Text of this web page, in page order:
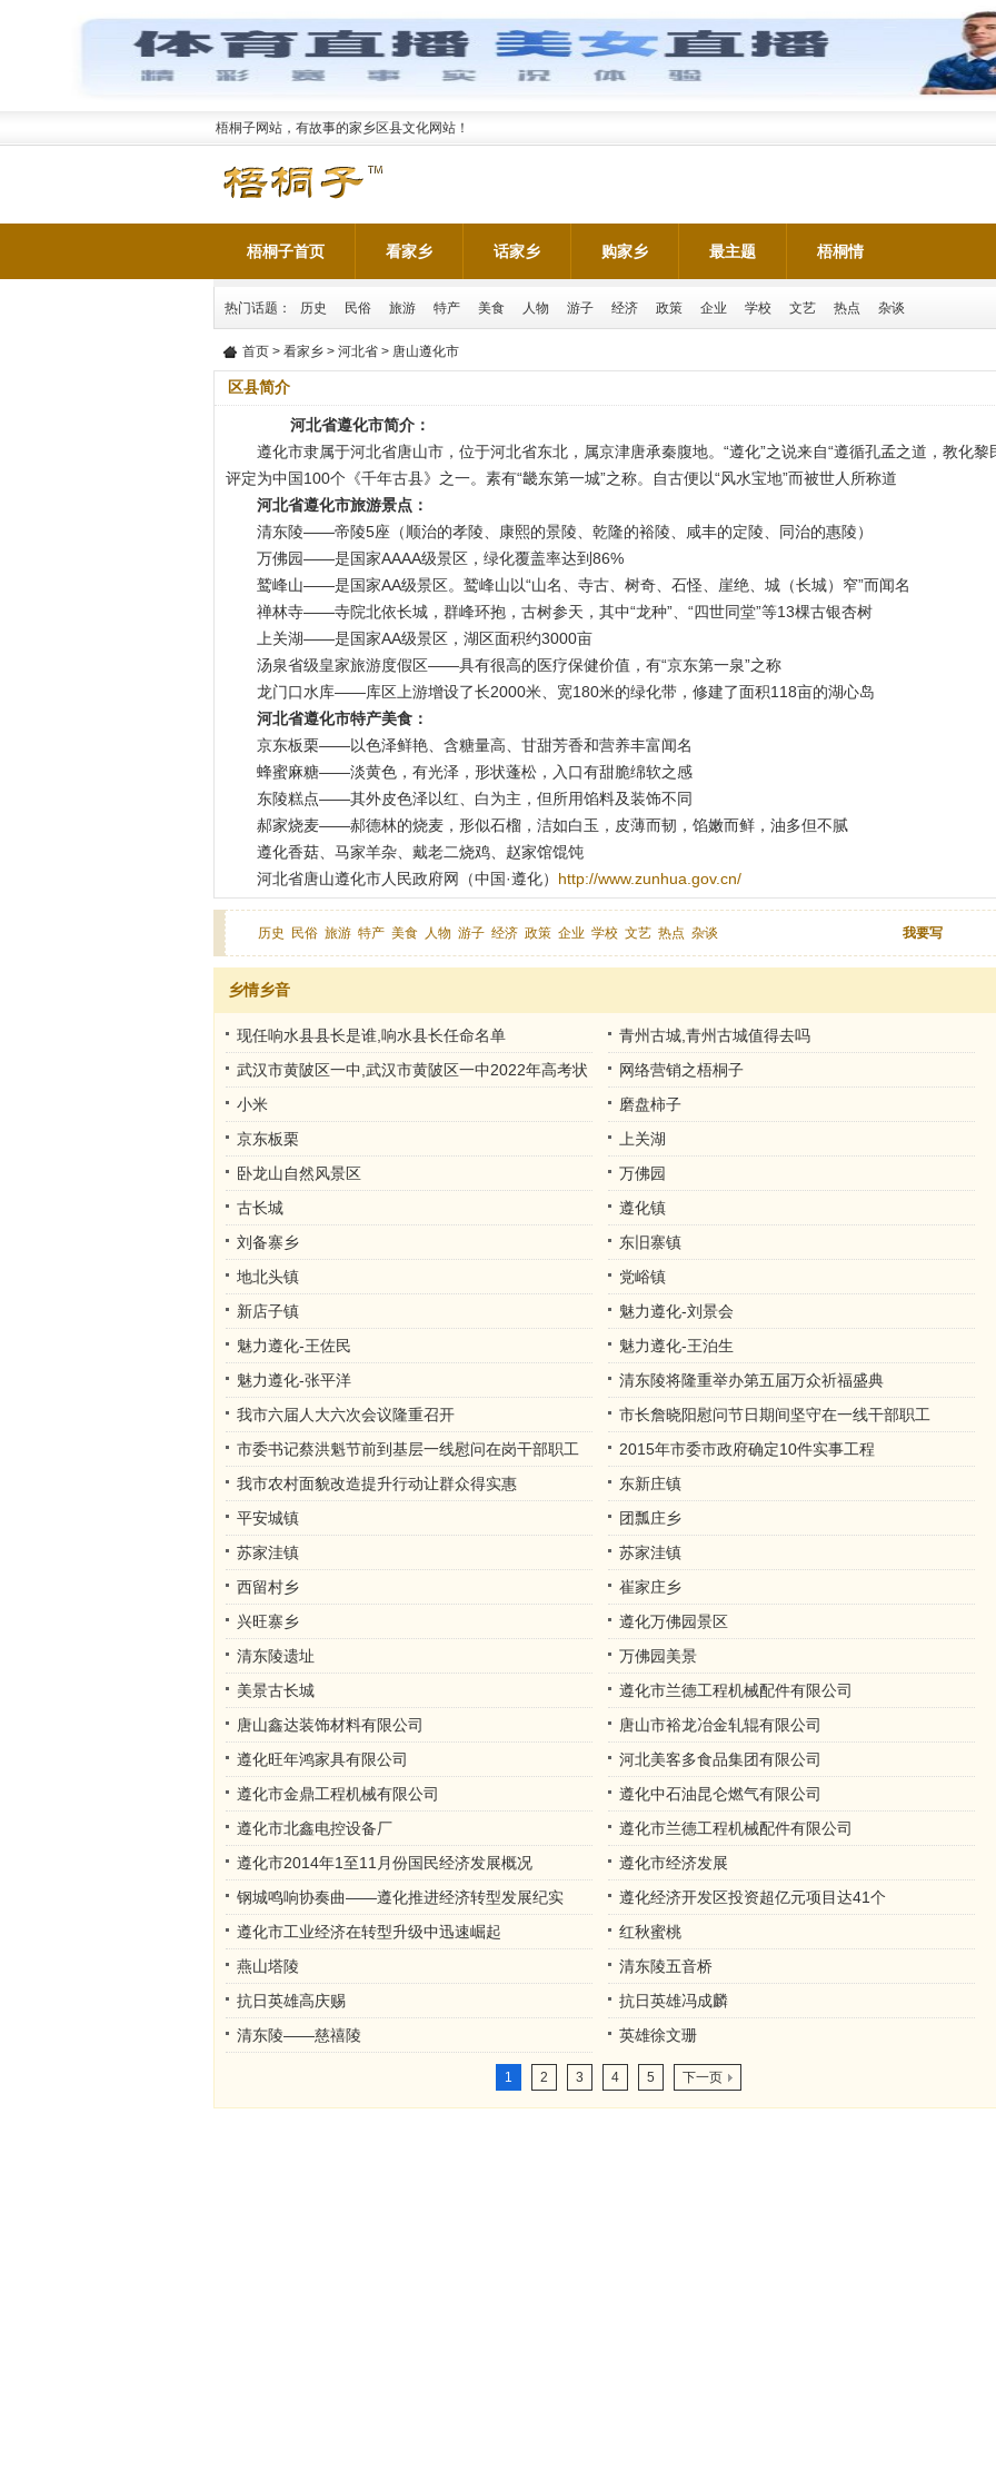
梧桐子网站，有故事的家乡区县文化网站！
梧桐子首页 看家乡 话家乡 购家乡 最主题 梧桐情
热门话题： 历史 民俗 旅游 特产 美食 人物 游子 经济 政策 企业 学校 文艺 热点 杂谈
首页 > 看家乡 > 河北省 > 唐山遵化市
区县简介
河北省遵化市简介：
遵化市隶属于河北省唐山市，位于河北省东北，属京津唐承秦腹地。“遵化”之说来自“遵循孔孟之道，教化
评定为中国100个《千年古县》之一。素有“畿东第一城”之称。自古便以“风水宝地”而被世人所称道
河北省遵化市旅游景点：
清东陵——帝陵5座（顺治的孝陵、康熙的景陵、乾隆的裕陵、咸丰的定陵、同治的惠陵）
万佛园——是国家AAAA级景区，绿化覆盖率达到86%
鹫峰山——是国家AA级景区。鹫峰山以“山名、寺古、树奇、石怪、崖绝、城（长城）窄”而闻名
禅林寺——寺院北依长城，群峰环抱，古树参天，其中“龙种”、“四世同堂”等13棵古银杏树
上关湖——是国家AA级景区，湖区面积约3000亩
汤泉省级皇家旅游度假区——具有很高的医疗保健价值，有“京东第一泉”之称
龙门口水库——库区上游增设了长2000米、宽180米的绿化带，修建了面积118亩的湖心岛
河北省遵化市特产美食：
京东板栗——以色泽鲜艳、含糖量高、甘甜芳香和营养丰富闻名
蜂蜜麻糖——淡黄色，有光泽，形状蓬松，入口有甜脆绵软之感
东陵糕点——其外皮色泽以红、白为主，但所用馅料及装饰不同
郝家烧麦——郝德林的烧麦，形似石榴，洁如白玉，皮薄而韧，馅嫩而鲜，油多但不腻
遵化香菇、马家羊杂、戴老二烧鸡、赵家馆馄饨
河北省唐山遵化市人民政府网（中国·遵化） http://www.zunhua.gov.cn/
历史 民俗 旅游 特产 美食 人物 游子 经济 政策 企业 学校 文艺 热点 杂谈 我要写
乡情乡音
现任响水县县长是谁,响水县长任命名单
青州古城,青州古城值得去吗
武汉市黄陂区一中,武汉市黄陂区一中2022年高考状
元
网络营销之梧桐子
小米
磨盘柿子
京东板栗
上关湖
卧龙山自然风景区
万佛园
古长城
遵化镇
刘备寨乡
东旧寨镇
地北头镇
党峪镇
新店子镇
魅力遵化-刘景会
魅力遵化-王佐民
魅力遵化-王泊生
魅力遵化-张平洋
清东陵将隆重举办第五届万众祈福盛典
我市六届人大六次会议隆重召开
市长詹晓阳慰问节日期间坚守在一线干部职工
市委书记蔡洪魁节前到基层一线慰问在岗干部职工
2015年市委市政府确定10件实事工程
我市农村面貌改造提升行动让群众得实惠
东新庄镇
平安城镇
团瓢庄乡
苏家洼镇
苏家洼镇
西留村乡
崔家庄乡
兴旺寨乡
遵化万佛园景区
清东陵遗址
万佛园美景
美景古长城
遵化市兰德工程机械配件有限公司
唐山鑫达装饰材料有限公司
唐山市裕龙冶金轧辊有限公司
遵化旺年鸿家具有限公司
河北美客多食品集团有限公司
遵化市金鼎工程机械有限公司
遵化中石油昆仑燃气有限公司
遵化市北鑫电控设备厂
遵化市兰德工程机械配件有限公司
遵化市2014年1至11月份国民经济发展概况
遵化市经济发展
钢城鸣响协奏曲——遵化推进经济转型发展纪实
遵化经济开发区投资超亿元项目达41个
遵化市工业经济在转型升级中迅速崛起
红秋蜜桃
燕山塔陵
清东陵五音桥
抗日英雄高庆赐
抗日英雄冯成麟
清东陵——慈禧陵
英雄徐文珊
1 2 3 4 5 下一页